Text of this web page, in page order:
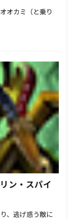
オカミ（と乗り
ン・スパイ
、逃げ惑う敵に